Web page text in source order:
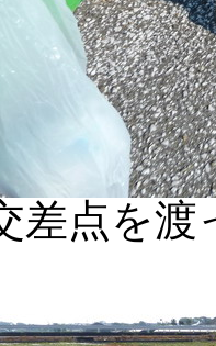
差点を渡